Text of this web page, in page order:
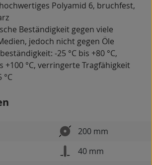
Polyamid 6, bruchfest,
Beständigkeit gegen viele
jedoch nicht gegen Öle
-25 °C bis +80 °C,
+100 °C, verringerte Tragfähigkeit
°C
200 mm
40 mm